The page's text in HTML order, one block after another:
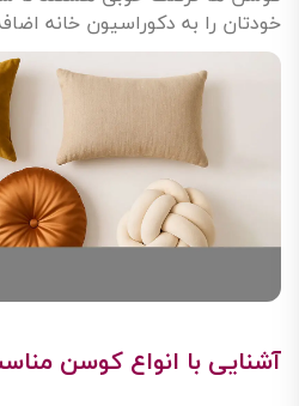
خودتان را به دکوراسیون خانه
آشنایی با انواع کوسن